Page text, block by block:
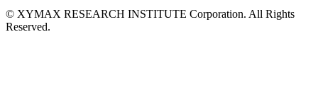
© XYMAX RESEARCH INSTITUTE Corporation. All Rights
Reserved.